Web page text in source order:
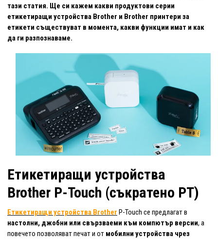
тази статия. Ще си кажем какви продуктови серии
етикетиращи устройства Brother и Brother принтери за
етикети съществуват в момента, какви функции имат и как
да ги разпознаваме.
Етикетиращи устройства
Brother P-Touch (съкратено PT)
Етикетиращи устройства Brother P-Touch се предлагат в
настолни, джобни или свързваеми към компютър версии, а
повечето позволяват печат и от мобилни устройства чрез